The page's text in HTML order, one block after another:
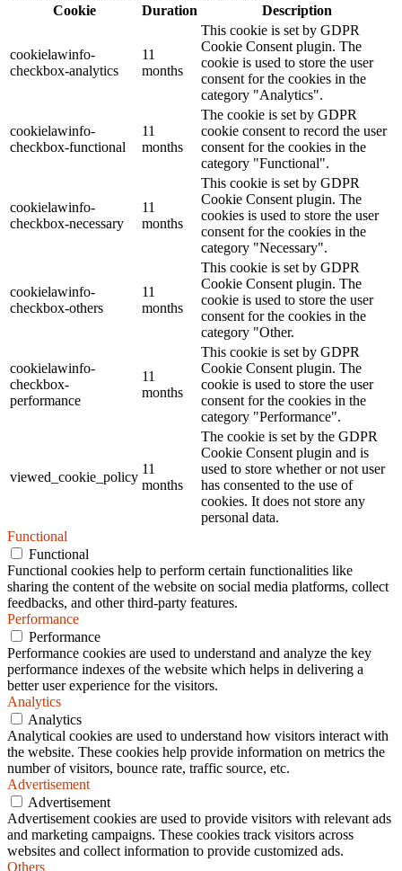
Cookie
Duration Description
cookielawinfo-
checkbox-analytics
11
months
This cookie is set by GDPR
Cookie Consent plugin. The
cookie is used to store the user
consent for the cookies in the
category "Analytics".
cookielawinfo-
checkbox-functional
11
months
The cookie is set by GDPR
cookie consent to record the user
consent for the cookies in the
category "Functional".
cookielawinfo-
checkbox-necessary
11
months
This cookie is set by GDPR
Cookie Consent plugin. The
cookies is used to store the user
consent for the cookies in the
category "Necessary".
cookielawinfo-
checkbox-others
11
months
This cookie is set by GDPR
Cookie Consent plugin. The
cookie is used to store the user
consent for the cookies in the
category "Other.
cookielawinfo-
checkbox-
performance
11
months
This cookie is set by GDPR
Cookie Consent plugin. The
cookie is used to store the user
consent for the cookies in the
category "Performance".
viewed_cookie_policy
11
months
The cookie is set by the GDPR
Cookie Consent plugin and is
used to store whether or not user
has consented to the use of
cookies. It does not store any
personal data.
Functional
Functional
Functional cookies help to perform certain functionalities like
sharing the content of the website on social media platforms, collect
feedbacks, and other third-party features.
Performance
Performance
Performance cookies are used to understand and analyze the key
performance indexes of the website which helps in delivering a
better user experience for the visitors.
Analytics
Analytics
Analytical cookies are used to understand how visitors interact with
the website. These cookies help provide information on metrics the
number of visitors, bounce rate, traffic source, etc.
Advertisement
Advertisement
Advertisement cookies are used to provide visitors with relevant ads
and marketing campaigns. These cookies track visitors across
websites and collect information to provide customized ads.
Others